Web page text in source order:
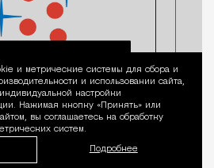
Уведомление
и метрические системы для сбора и
и использовании сайта,
настройки
Нажимая кнопку «Принять» или
вы соглашаетесь на обработку
систем.
Подробнее